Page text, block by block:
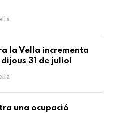
la Vella incrementa
31 de juliol
una ocupació